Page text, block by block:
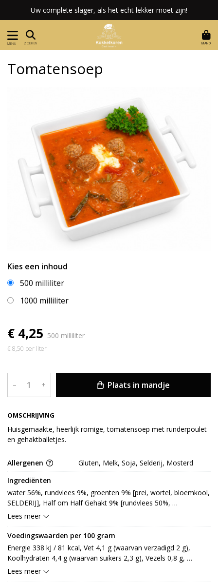
Uw complete slager, als het echt lekker moet zijn!
MENU ZOEKEN MAND
OMSCHRIJVING
Huisgemaakte, heerlijk romige, tomatensoep met runderpoulet
en gehaktballetjes.
Tomatensoep
Kies een inhoud
500 milliliter
1000 milliliter
€ 4,25 500 milliliter
€ 8,50 per liter
– + Plaats in mandje
Allergenen
Gluten, Melk, Soja, Selderij, Mosterd
Ingrediënten
water 56%, rundvlees 9%, groenten 9% [prei, wortel, bloemkool,
SELDERIJ], Half om Half Gehakt 9% [rundvlees 50%,
varkensvlees 50%], tomaat 9%, soepmix 6% [tomatenpuree,
maltodextrine, gistextract, palmvet, wei (LACTOSE, MELK), ui,
LACTOSE, groentensapconcentraat [SELDERIJ, wortel, ui, prei],
knoflook, specerij [paprika, cayennepeper], prei] (GLUTEN),
room [MELK (LACTOSE), room (LACTOSE, MELK), stabilisator:
E415, E418, emulgator: E322], specerij [TARWEmeel (GLUTEN),
Lees meer
Voedingswaarden per 100 gram
Energie 338 kJ / 81 kcal, Vet 4,1 g (waarvan verzadigd 2 g),
Koolhydraten 4,4 g (waarvan suikers 2,3 g), Vezels 0,8 g,
Eiwitten 4,4 g, Zout 0,5 g.
Lees meer